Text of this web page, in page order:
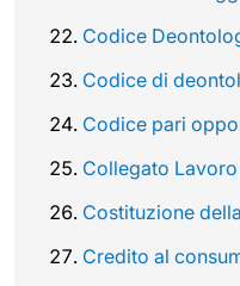
Codice
Codice di
Codice pari
Collegato Lavoro
Costituzione
Credito al